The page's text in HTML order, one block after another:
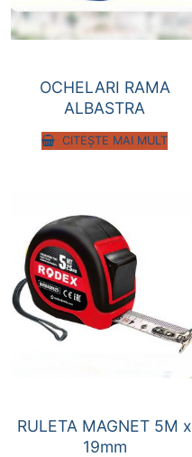
OCHELARI RAMA
ALBASTRA
CITEȘTE MAI MULT
RULETA MAGNET 5M x
19mm